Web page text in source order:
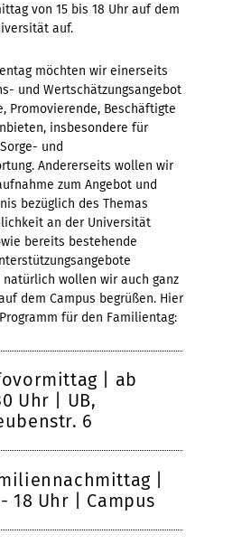
von 15 bis 18 Uhr auf dem
auf.
möchten wir einerseits
und Wertschätzungsangebot
Promovierende, Beschäftigte
insbesondere für
und
Andererseits wollen wir
zum Angebot und
bezüglich des Themas
an der Universität
bereits bestehende
wollen wir auch ganz
dem Campus begrüßen. Hier
für den Familientag:
| ab
Uhr | UB,
6
|
18 Uhr | Campus